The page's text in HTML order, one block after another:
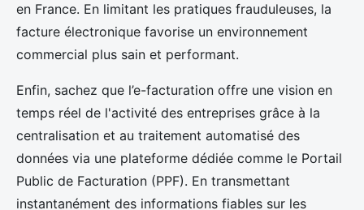
en France. En limitant les pratiques frauduleuses, la
facture électronique favorise un environnement
commercial plus sain et performant.
Enfin, sachez que l’e-facturation offre une vision en
temps réel de l'activité des entreprises grâce à la
centralisation et au traitement automatisé des
données via une plateforme dédiée comme le Portail
Public de Facturation (PPF). En transmettant
instantanément des informations fiables sur les